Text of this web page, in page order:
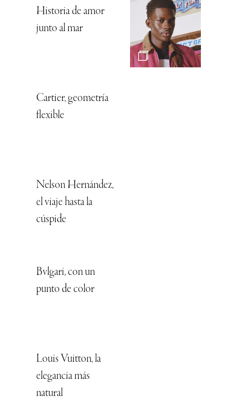
Historia de amor
junto al mar
Cartier, geometría
flexible
Nelson Hernández,
el viaje hasta la
cúspide
Bvlgari, con un
punto de color
Louis Vuitton, la
elegancia más
natural